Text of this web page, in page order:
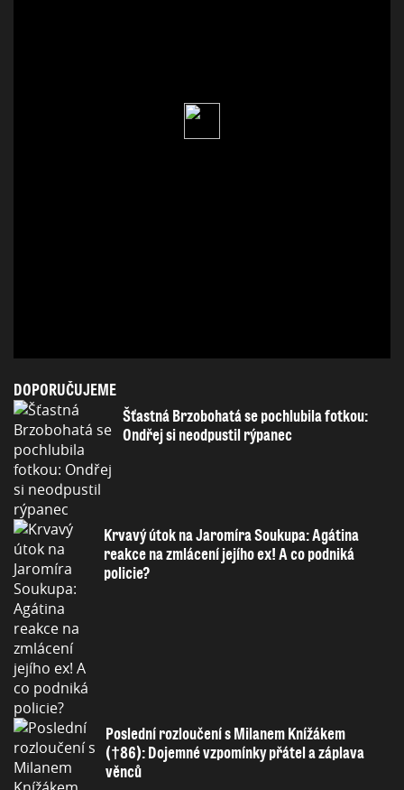
DOPORUČUJEME
Šťastná Brzobohatá se pochlubila fotkou:
Ondřej si neodpustil rýpanec
Krvavý útok na Jaromíra Soukupa: Agátina
reakce na zmlácení jejího ex! A co podniká
policie?
Poslední rozloučení s Milanem Knížákem
(†86): Dojemné vzpomínky přátel a záplava
věnců